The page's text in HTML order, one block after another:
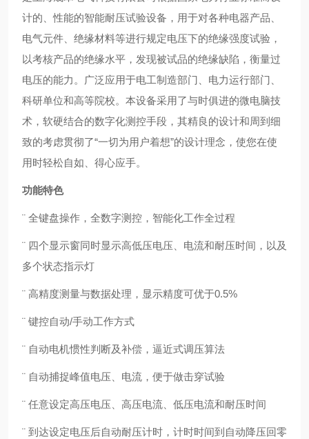
计的、性能的智能耐压试验设备，用于对各种电器产品、
电气元件、绝缘材料等进行规定电压下的绝缘强度试验，
以考核产品的绝缘水平，发现被试品的绝缘缺陷，衡量过
电压的能力。
广泛应用于电工制造部门、电力运行部门、
科研单位和高等院校。本设备采用了与时俱进的微电脑技
术，软硬结合的数字化测控手段，其精良的设计和周到细
致的考虑贯彻了“一切为用户着想”的设计理念，使您在使
用时轻松自如、得心应手。
功能特色
¨ 全键盘操作，全数字测控，智能化工作全过程
¨ 四个显示窗同时显示高低压电压、电流和耐压时间，以及
多个状态指示灯
¨ 高精度测量与数据处理，显示精度可优于0.5%
¨ 键控自动/手动工作方式
¨ 自动电机惯性判断及补偿，逼近式调压算法
¨ 自动捕捉峰值电压、电流，便于做击穿试验
¨ 任意设定高压电压、高压电流、低压电流和耐压时间
¨ 到达设定电压后自动耐压计时，计时时间到自动降压回零